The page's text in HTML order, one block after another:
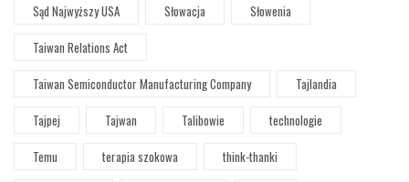
Sąd Najwyższy USA
Słowacja
Słowenia
Taiwan Relations Act
Taiwan Semiconductor Manufacturing Company
Tajlandia
Tajpej
Tajwan Talibowie
technologie
Temu
terapia szokowa
think-thanki